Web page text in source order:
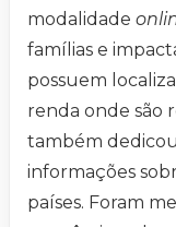
modalidade
famílias e
possuem
renda onde são
também
informações
países. Foram